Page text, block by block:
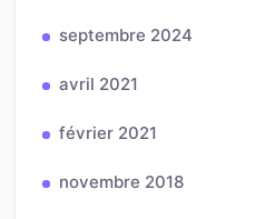
septembre 2024
avril 2021
février 2021
novembre 2018